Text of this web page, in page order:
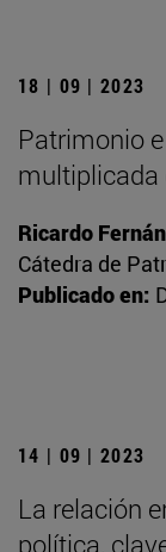
18 | 09 | 2023
Patrimonio
multiplicada
Ricardo
Cátedra de
Publicado en:
14 | 09 | 2023
La relación
política,